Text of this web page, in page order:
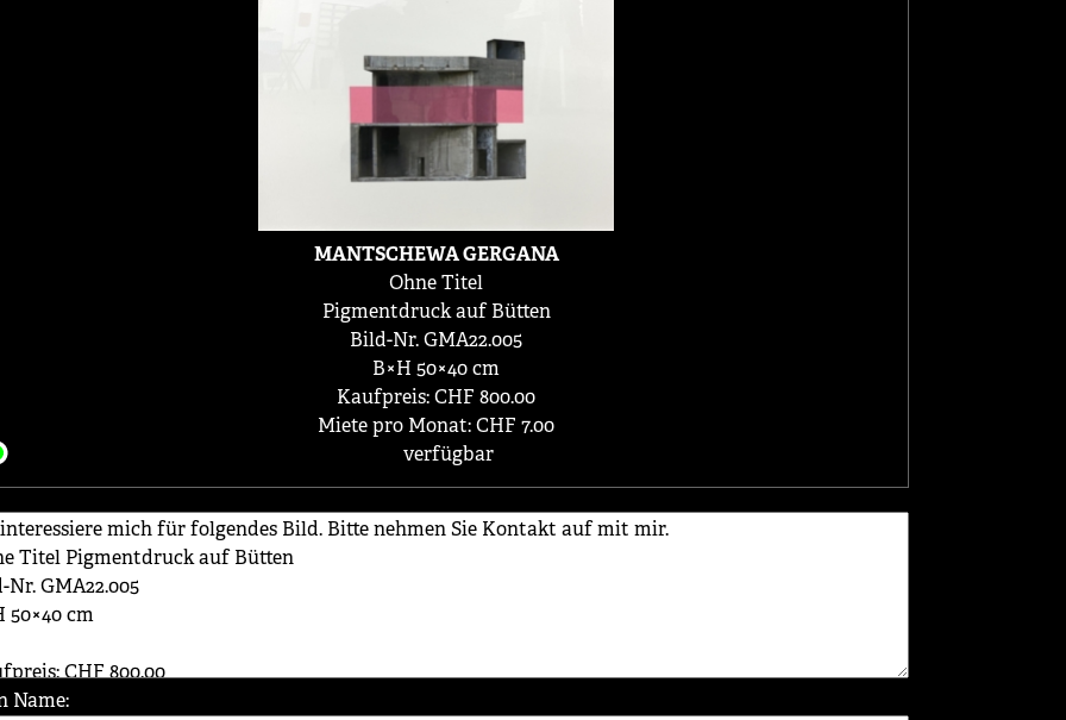
MANTSCHEWA GERGANA
Ohne Titel
Pigmentdruck auf Bütten
Bild-Nr. GMA22.005
B×H 50×40 cm
Kaufpreis: CHF 800.00
Miete pro Monat: CHF 7.00
verfügbar
Name: